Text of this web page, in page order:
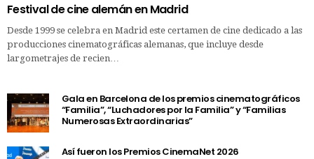
Festival de cine alemán en Madrid
Desde 1999 se celebra en Madrid este certamen de cine dedicado a las
producciones cinematográficas alemanas, que incluye desde
largometrajes de recien…
Gala en Barcelona de los premios cinematográficos
“Familia”, “Luchadores por la Familia” y “Familias
Numerosas Extraordinarias”
Así fueron los Premios CinemaNet 2026